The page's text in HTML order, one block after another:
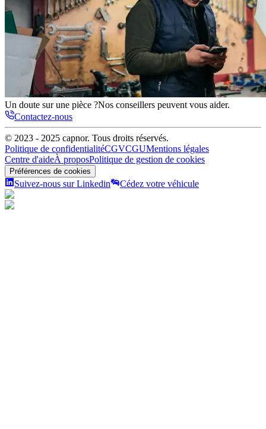
Un doute sur une pièce ?Nos conseillers peuvent vous aider.
Contactez-nous
© 2023 - 2025 capnor. Tous droits réservés.
Politique de confidentialitéCGVCGUMentions légales
Centre d'aideÀ proposPolitique de gestion de cookies
Préférences de cookies
Suivez-nous sur Linkedin Cédez votre véhicule